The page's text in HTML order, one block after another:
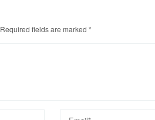
Required fields are marked *